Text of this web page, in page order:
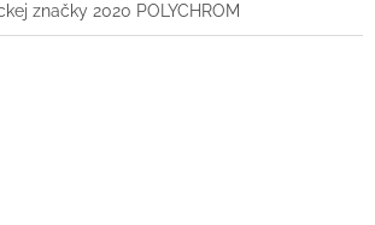
značky 2020 POLYCHROM